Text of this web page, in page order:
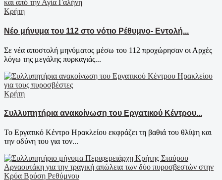
Κρήτη
Νέο μήνυμα του 112 στο νότιο Ρέθυμνο- Εντολή...
Σε νέα αποστολή μηνύματος μέσω του 112 προχώρησαν οι Αρχές
λόγω της μεγάλης πυρκαγιάς...
Κρήτη
Συλλυπητήρια ανακοίνωση του Εργατικού Κέντρου...
Το Εργατικό Κέντρο Ηρακλείου εκφράζει τη βαθιά του θλίψη και
την οδύνη του για τον...